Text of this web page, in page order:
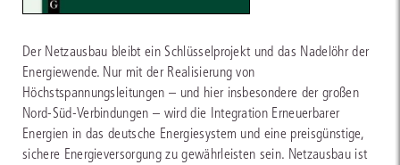
Der Netzausbau bleibt ein Schlüsselprojekt und das Nadelöhr der
Energiewende. Nur mit der Realisierung von
Höchstspannungsleitungen – und hier insbesondere der großen
Nord-Süd-Verbindungen – wird die Integration Erneuerbarer
Energien in das deutsche Energiesystem und eine preisgünstige,
sichere Energieversorgung zu gewährleisten sein. Netzausbau ist